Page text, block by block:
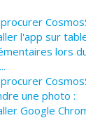
l'app sur
lors
une photo :
Google